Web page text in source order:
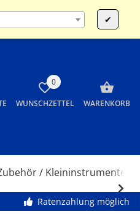
✔
bis 12:00 Uhr
0
WUNSCHZETTEL WARENKORB
/ Kleininstrumente
Ratenzahlung möglich